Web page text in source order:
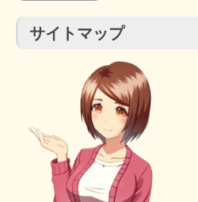
サイトマップ